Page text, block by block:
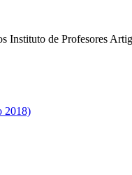
Instituto de Profesores